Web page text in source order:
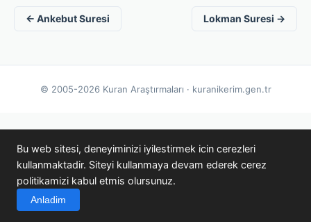
← Ankebut Suresi Lokman Suresi →
© 2005-2026 Kuran Araştırmaları · kuranikerim.gen.tr
Bu web sitesi, deneyiminizi iyilestirmek icin cerezleri
kullanmaktadir. Siteyi kullanmaya devam ederek cerez
politikamizi kabul etmis olursunuz.
Anladim